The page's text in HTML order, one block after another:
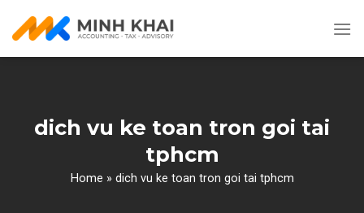
dich vu ke toan tron goi tai
tphcm
Home » dich vu ke toan tron goi tai tphcm